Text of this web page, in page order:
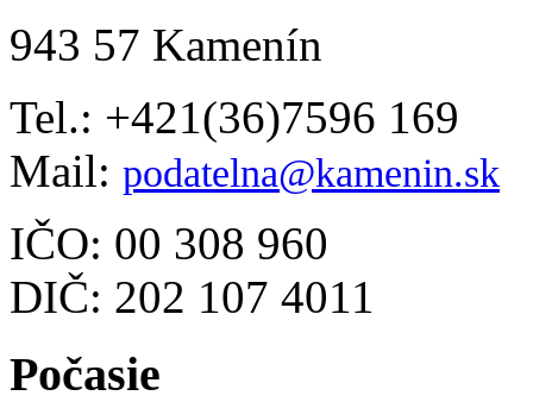
943 57 Kamenín
Tel.: +421(36)7596 169
Mail: podatelna@kamenin.sk
IČO: 00 308 960
DIČ: 202 107 4011
Počasie